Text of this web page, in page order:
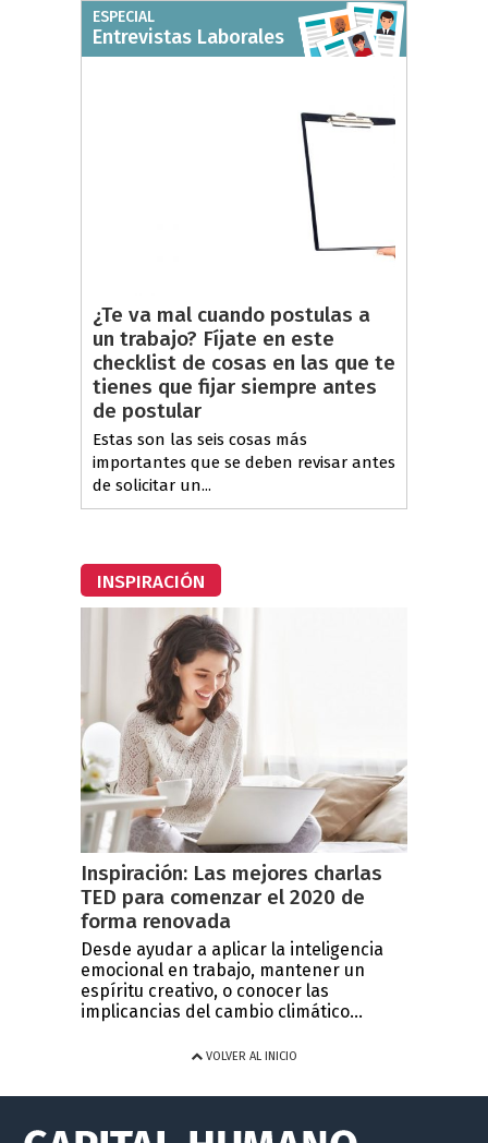
ESPECIAL
Entrevistas Laborales
¿Te va mal cuando postulas a
un trabajo? Fíjate en este
checklist de cosas en las que te
tienes que fijar siempre antes
de postular
Estas son las seis cosas más
importantes que se deben revisar antes
de solicitar un...
INSPIRACIÓN
Inspiración: Las mejores charlas
TED para comenzar el 2020 de
forma renovada
Desde ayudar a aplicar la inteligencia
emocional en trabajo, mantener un
espíritu creativo, o conocer las
implicancias del cambio climático...
VOLVER AL INICIO